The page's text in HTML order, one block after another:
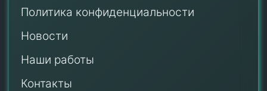
Политика конфиденциальности
Новости
Наши работы
Контакты